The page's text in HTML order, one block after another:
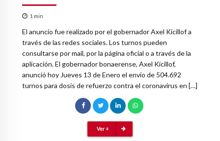
1 min
El anuncio fue realizado por el gobernador Axel Kicillof a
través de las redes sociales. Los turnos pueden
consultarse por mail, por la página oficial o a través de la
aplicación. El gobernador bonaerense, Axel Kicillof,
anunció hoy Jueves 13 de Enero el envío de 504.692
turnos para dosis de refuerzo contra el coronavirus en […]
Ver +